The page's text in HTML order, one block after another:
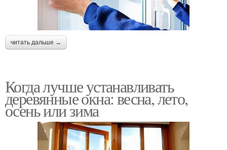
читать дальше →
Когда лучше устанавливать
деревянные окна: весна, лето,
осень или зима